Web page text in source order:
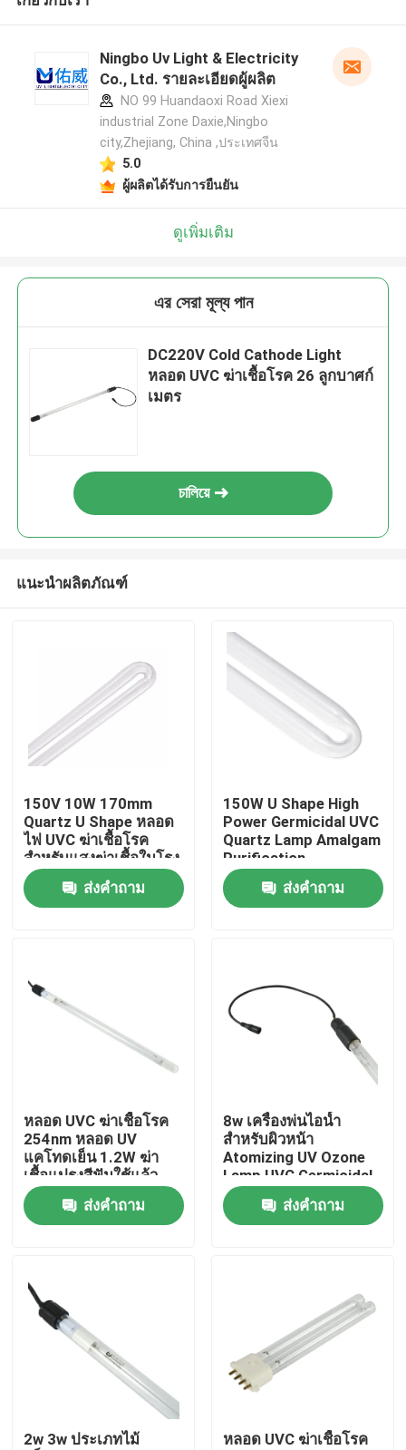
เกี่ยวกับเรา
รายชื่อผู้ติดต่อ
เครื่องนวดตัวที่บ้าน
แผ่นนวดหลัง
เครื่องทำความสะอาดผิวหน้าอย่างล้ำลึก
หัวฉีดออกซิเจนแบบมือถือ
เครื่องฟอกฟันด้วยอัลตราโซนิก
Ningbo Uv Light & Electricity
Co., Ltd. รายละเอียดผู้ผลิต
NO 99 Huandaoxi Road Xiexi
industrial Zone Daxie,Ningbo
city,Zhejiang, China ,ประเทศจีน
5.0
ผู้ผลิตได้รับการยืนยัน
ดูเพิ่มเติม
এর সেরা মূল্য পান
DC220V Cold Cathode Light
หลอด UVC ฆ่าเชื้อโรค 26 ลูกบาศก์
เมตร
চালিয়ে
แนะนำผลิตภัณฑ์
150V 10W 170mm
Quartz U Shape หลอด
ไฟ UVC ฆ่าเชื้อโรค
สำหรับแสงฆ่าเชื้อในโรง
พยาบาล
ส่งคำถาม
150W U Shape High
Power Germicidal UVC
Quartz Lamp Amalgam
Purification
ส่งคำถาม
หลอด UVC ฆ่าเชื้อโรค
254nm หลอด UV
แคโทดเย็น 1.2W ฆ่า
เชื้อแปรงสีฟันใช้แล้ว
ส่งคำถาม
8w เครื่องพ่นไอน้ำ
สำหรับผิวหน้า
Atomizing UV Ozone
Lamp UVC Germicidal
Tubes 254nm
ส่งคำถาม
2w 3w ประเภทไม้
หลอด UVC ฆ่าเชื้อโรค